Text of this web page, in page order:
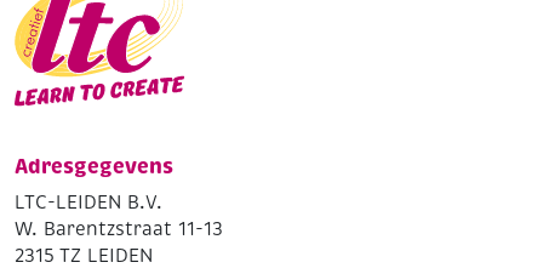
Adresgegevens
LTC-LEIDEN B.V.
W. Barentzstraat 11-13
2315 TZ LEIDEN